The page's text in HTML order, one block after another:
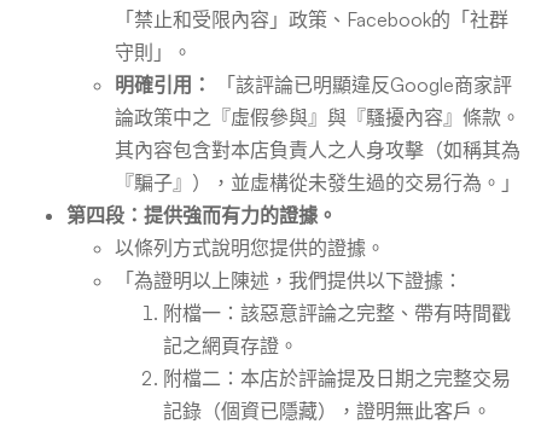
「禁止和受限內容」政策、Facebook的「社群
守則」。
明確引用：
「該評論已明顯違反Google商家評
論政策中之『虛假參與』與『騷擾內容』條款。
其內容包含對本店負責人之人身攻擊（如稱其為
『騙子』），並虛構從未發生過的交易行為。」
第四段：提供強而有力的證據。
以條列方式說明您提供的證據。
「為證明以上陳述，我們提供以下證據：
附檔一：該惡意評論之完整、帶有時間戳
記之網頁存證。
附檔二：本店於評論提及日期之完整交易
記錄（個資已隱藏），證明無此客戶。